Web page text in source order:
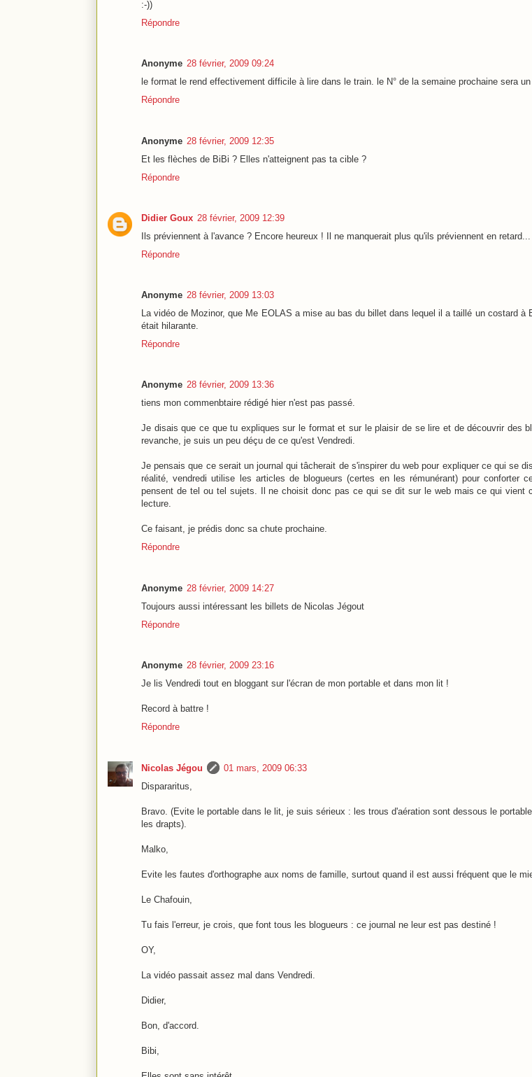
:-))
Répondre
Anonyme 28 février, 2009 09:24
le format le rend effectivement difficile à lire dans le train. le N° de la semaine prochaine sera un
Répondre
Anonyme 28 février, 2009 12:35
Et les flèches de BiBi ? Elles n'atteignent pas ta cible ?
Répondre
Didier Goux 28 février, 2009 12:39
Ils préviennent à l'avance ? Encore heureux ! Il ne manquerait plus qu'ils préviennent en retard...
Répondre
Anonyme 28 février, 2009 13:03
La vidéo de Mozinor, que Me EOLAS a mise au bas du billet dans lequel il a taillé un costard à
était hilarante.
Répondre
Anonyme 28 février, 2009 13:36
tiens mon commenbtaire rédigé hier n'est pas passé.
Je disais que ce que tu expliques sur le format et sur le plaisir de se lire et de découvrir des
revanche, je suis un peu déçu de ce qu'est Vendredi.
Je pensais que ce serait un journal qui tâcherait de s'inspirer du web pour expliquer ce qui se
réalité, vendredi utilise les articles de blogueurs (certes en les rémunérant) pour conforter
pensent de tel ou tel sujets. Il ne choisit donc pas ce qui se dit sur le web mais ce qui vient
lecture.
Ce faisant, je prédis donc sa chute prochaine.
Répondre
Anonyme 28 février, 2009 14:27
Toujours aussi intéressant les billets de Nicolas Jégout
Répondre
Anonyme 28 février, 2009 23:16
Je lis Vendredi tout en bloggant sur l'écran de mon portable et dans mon lit !
Record à battre !
Répondre
Nicolas Jégou
01 mars, 2009 06:33
Dispararitus,
Bravo. (Evite le portable dans le lit, je suis sérieux : les trous d'aération sont dessous le
les drapts).
Malko,
Evite les fautes d'orthographe aux noms de famille, surtout quand il est aussi fréquent que le
Le Chafouin,
Tu fais l'erreur, je crois, que font tous les blogueurs : ce journal ne leur est pas destiné !
OY,
La vidéo passait assez mal dans Vendredi.
Didier,
Bon, d'accord.
Bibi,